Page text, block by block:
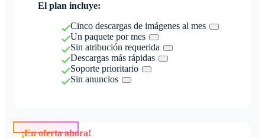
El plan incluye:
Cinco descargas de imágenes al mes
Un paquete por mes
Sin atribución requerida
Descargas más rápidas
Soporte prioritario
Sin anuncios